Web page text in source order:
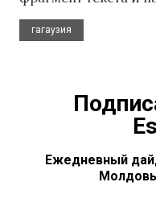
гагаузия
Ежедневный